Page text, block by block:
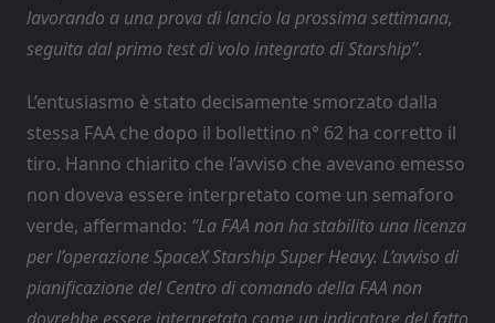
lavorando a una prova di lancio la prossima settimana,
seguita dal primo test di volo integrato di Starship”.
L’entusiasmo è stato decisamente smorzato dalla
stessa FAA che dopo il bollettino n° 62 ha corretto il
tiro. Hanno chiarito che l’avviso che avevano emesso
non doveva essere interpretato come un semaforo
verde, affermando: “La FAA non ha stabilito una licenza
per l’operazione SpaceX Starship Super Heavy. L’avviso di
pianificazione del Centro di comando della FAA non
dovrebbe essere interpretato come un indicatore del fatto